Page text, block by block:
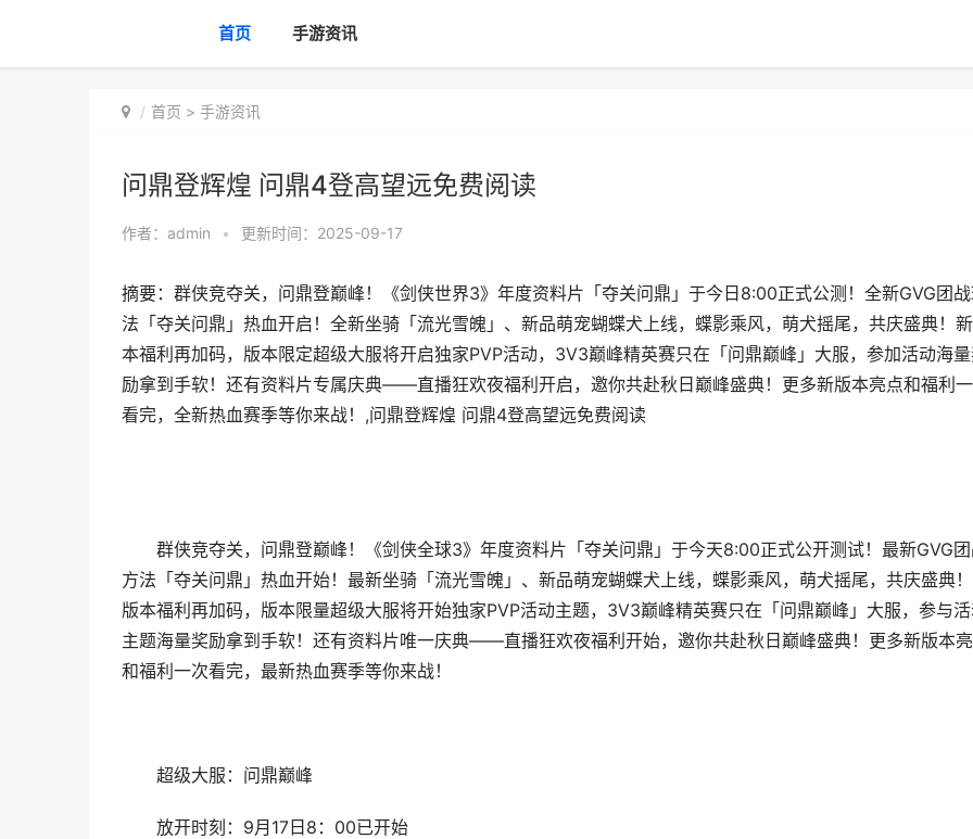
首页 手游资讯
首页 > 手游资讯
问鼎登辉煌 问鼎4登高望远免费阅读
作者： admin • 更新时间：2025-09-17
摘要：群侠竞夺关，问鼎登巅峰！《剑侠世界3》年度资料片「夺关问鼎」于今日8:00正式公测！全新GVG团
法「夺关问鼎」热血开启！全新坐骑「流光雪魄」、新品萌宠蝴蝶犬上线，蝶影乘风，萌犬摇尾，共庆盛典！
本福利再加码，版本限定超级大服将开启独家PVP活动，3V3巅峰精英赛只在「问鼎巅峰」大服，参加活动海
励拿到手软！还有资料片专属庆典——直播狂欢夜福利开启，邀你共赴秋日巅峰盛典！更多新版本亮点和福利
看完，全新热血赛季等你来战！,问鼎登辉煌 问鼎4登高望远免费阅读
群侠竞夺关，问鼎登巅峰！《剑侠全球3》年度资料片「夺关问鼎」于今天8:00正式公开测试！最新GVG
方法「夺关问鼎」热血开始！最新坐骑「流光雪魄」、新品萌宠蝴蝶犬上线，蝶影乘风，萌犬摇尾，共庆盛典
版本福利再加码，版本限量超级大服将开始独家PVP活动主题，3V3巅峰精英赛只在「问鼎巅峰」大服，参与
主题海量奖励拿到手软！还有资料片唯一庆典——直播狂欢夜福利开始，邀你共赴秋日巅峰盛典！更多新版本
和福利一次看完，最新热血赛季等你来战！
超级大服：问鼎巅峰
放开时刻：9月17日8：00已开始